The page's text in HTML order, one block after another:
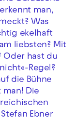
man,
Was
ekelhaft
liebsten? Mit
Oder hast du
Regel?
die Bühne
man! Die
Ebner